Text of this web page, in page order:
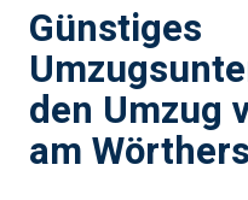
Günstiges
den Umzug
am